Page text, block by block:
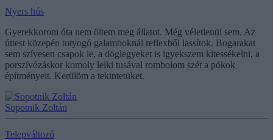
Nyers hús
Gyerekkorom óta nem öltem meg állatot. Még véletlenül sem. Az
úttest közepén totyogó galamboknál reflexből lassítok. Bogarakat
sem szívesen csapok le, a döglegyeket is igyekszem kitessékelni, a
porszívózáskor komoly lelki tusával rombolom szét a pókok
építményeit. Kerülöm a tekintetüket.
Sopotnik Zoltán
Telepváltozó